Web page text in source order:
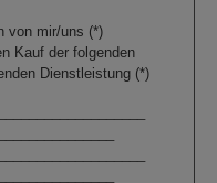
von mir/uns (*)
Kauf der folgenden
Dienstleistung (*)